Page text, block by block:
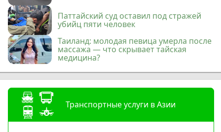
Паттайский суд оставил под стражей
убийц пяти человек
Таиланд: молодая певица умерла после
массажа — что скрывает тайская
медицина?
Транспортные услуги в Азии